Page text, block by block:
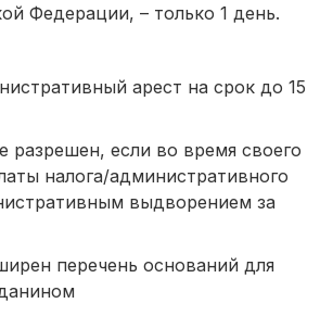
Федерации, – только 1 день.
арест на срок до 15
если во время своего
налога/административного
выдворением за
перечень оснований для